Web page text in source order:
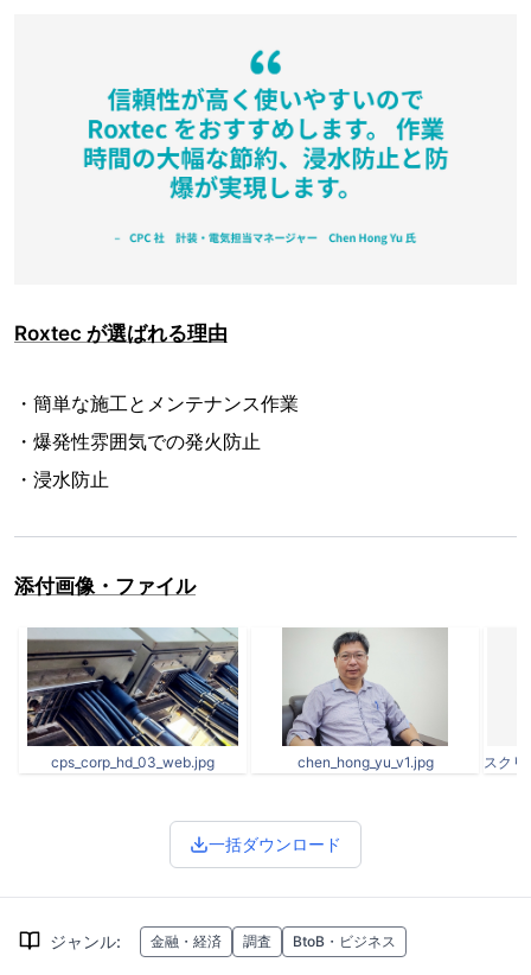
Roxtec が選ばれる理由
・簡単な施工とメンテナンス作業
・爆発性雰囲気での発火防止
・浸水防止
添付画像・ファイル
cps_corp_hd_03_web.jpg chen_hong_yu_v1.jpg
一括ダウンロード
ジャンル: 金融・経済 調査 BtoB・ビジネス